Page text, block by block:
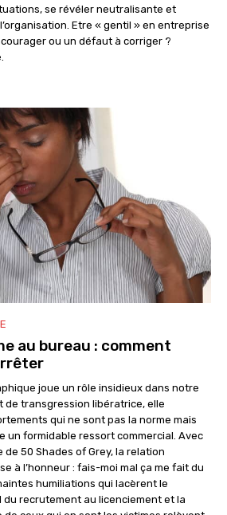
se révéler neutralisante et
Etre « gentil » en entreprise
ou un défaut à corriger ?
au bureau : comment
joue un rôle insidieux dans notre
de transgression libératrice, elle
qui ne sont pas la norme mais
un formidable ressort commercial. Avec
50 Shades of Grey, la relation
à l’honneur : fais-moi mal ça me fait du
humiliations qui lacèrent le
recrutement au licenciement et la